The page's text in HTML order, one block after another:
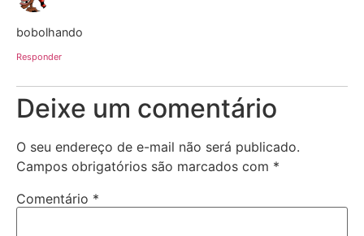
bobolhando
Responder
Deixe um comentário
O seu endereço de e-mail não será publicado.
Campos obrigatórios são marcados com *
Comentário *